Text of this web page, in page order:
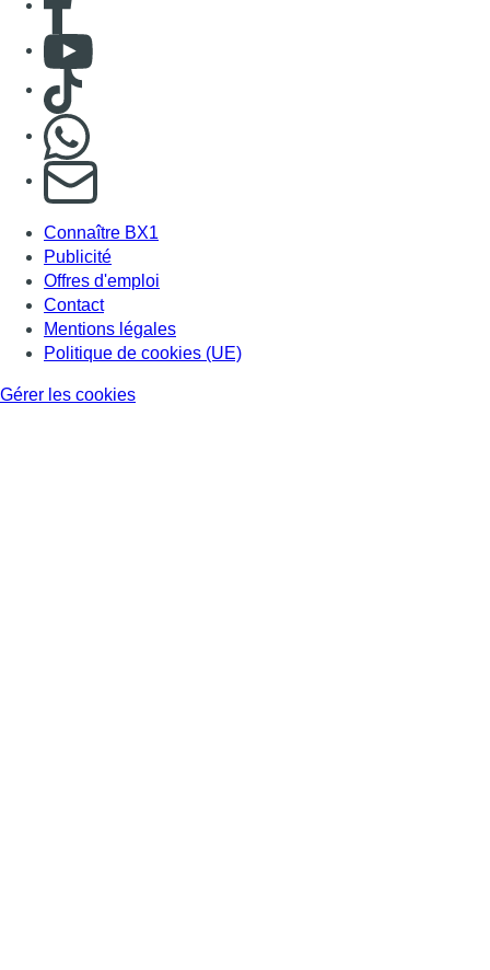
Consulter Youtube
Consulter TikTok
S'abonner à notre newsletter
Connaître BX1
Publicité
Offres d'emploi
Contact
Mentions légales
Politique de cookies (UE)
Gérer les cookies